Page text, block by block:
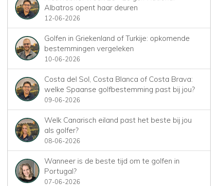
Albatros opent haar deuren
12-06-2026
Golfen in Griekenland of Turkije: opkomende
bestemmingen vergeleken
10-06-2026
Costa del Sol, Costa Blanca of Costa Brava:
welke Spaanse golfbestemming past bij jou?
09-06-2026
Welk Canarisch eiland past het beste bij jou
als golfer?
08-06-2026
Wanneer is de beste tijd om te golfen in
Portugal?
07-06-2026